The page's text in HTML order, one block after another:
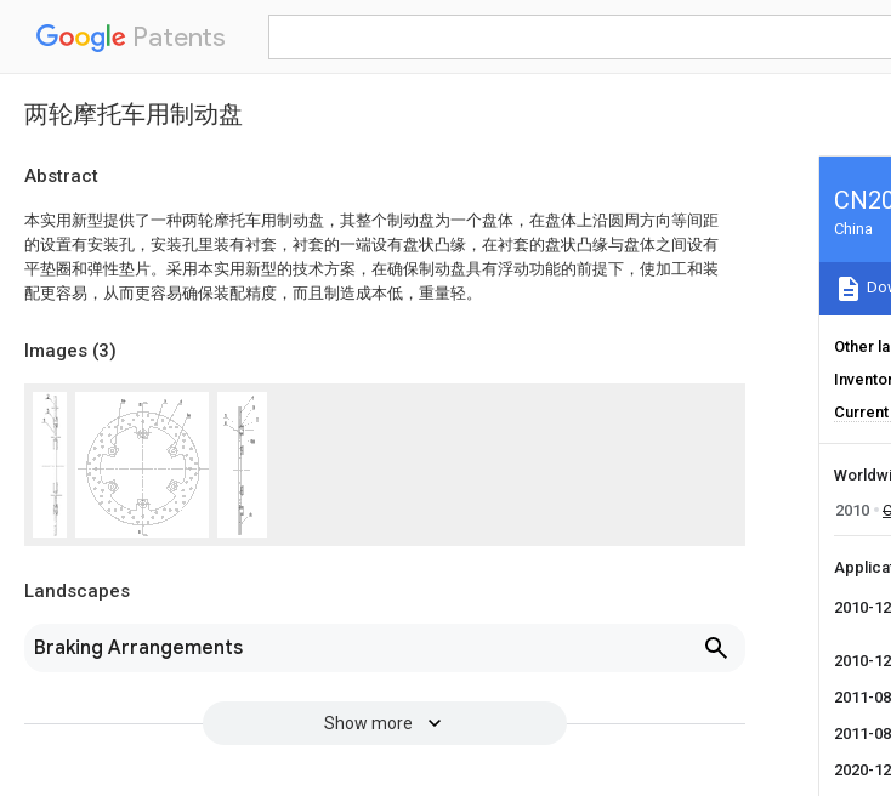
Patents
两轮摩托车用制动盘
Abstract
本实用新型提供了一种两轮摩托车用制动盘，其整个制动盘为一个盘体，在盘体上沿圆周方向等间距
的设置有安装孔，安装孔里装有衬套，衬套的一端设有盘状凸缘，在衬套的盘状凸缘与盘体之间设有
平垫圈和弹性垫片。采用本实用新型的技术方案，在确保制动盘具有浮动功能的前提下，使加工和装
配更容易，从而更容易确保装配精度，而且制造成本低，重量轻。
Images (3)
Landscapes
Braking Arrangements
Show more
China
Other
2010
2010-
2010-
2011-
2011-
2020-